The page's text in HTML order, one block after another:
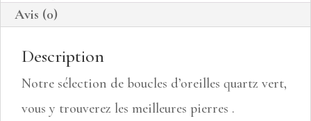
Avis (0)
Description
Notre sélection de boucles d’oreilles quartz vert,
vous y trouverez les meilleures pierres .